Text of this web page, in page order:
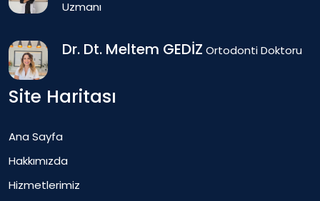
Uzmanı
Dr. Dt. Meltem GEDİZ Ortodonti Doktoru
Site Haritası
Ana Sayfa
Hakkımızda
Hizmetlerimiz